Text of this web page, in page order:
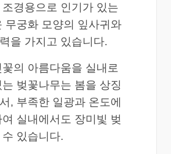
경용으로 인기가 있는
무궁화 모양의 잎사귀와
을 가지고 있습니다.
의 아름다움을 실내로
벚꽃나무는 봄을 상징
, 부족한 일광과 온도에
실내에서도 장미빛 벚
있습니다.